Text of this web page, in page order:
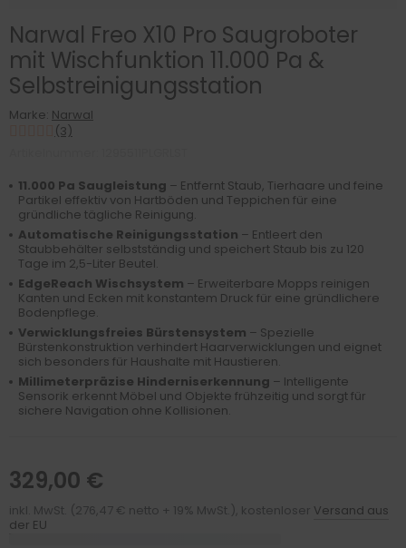
Narwal Freo X10 Pro Saugroboter
mit Wischfunktion 11.000 Pa &
Selbstreinigungsstation
Marke: Narwal
(3)
11.000 Pa Saugleistung – Entfernt Staub, Tierhaare und feine
Partikel effektiv von Hartböden und Teppichen für eine
gründliche tägliche Reinigung.
Automatische Reinigungsstation – Entleert den
Staubbehälter selbstständig und speichert Staub bis zu 120
Tage im 2,5-Liter Beutel.
EdgeReach Wischsystem – Erweiterbare Mopps reinigen
Kanten und Ecken mit konstantem Druck für eine gründlichere
Bodenpflege.
Verwicklungsfreies Bürstensystem – Spezielle
Bürstenkonstruktion verhindert Haarverwicklungen und eignet
sich besonders für Haushalte mit Haustieren.
Millimeterpräzise Hinderniserkennung – Intelligente
Sensorik erkennt Möbel und Objekte frühzeitig und sorgt für
sichere Navigation ohne Kollisionen.
329,00 €
inkl. MwSt. (276,47 € netto + 19% MwSt.), kostenloser Versand aus
der EU